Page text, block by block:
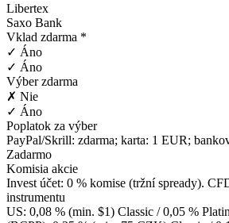
Libertex
Saxo Bank
Vklad zdarma *
✓ Áno
✓ Áno
Výber zdarma
✗ Nie
✓ Áno
Poplatok za výber
PayPal/Skrill: zdarma; karta: 1 EUR;
Zadarmo
Komisia akcie
Invest účet: 0 % komise (tržní spready).
instrumentu
US: 0,08 % (min. $1) Classic / 0,05 %